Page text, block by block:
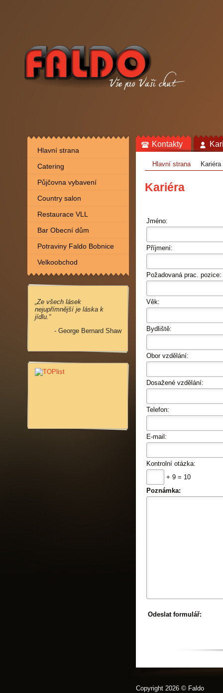
Kontakty
Hlavní strana
Catering
Půjčovna vybavení
Country salon
Restaurace VLL
Bar Obecní dům
Potraviny Faldo Bobnice
Velkoobchod
„Ze všech lásek
nejupřímnější je láska k
jídlu.“
- George Bernard Shaw
Hlavní strana Kariéra
Kariéra
Jméno:
Příjmení:
Požadovaná prac. pozice:
Věk:
Bydliště:
Obor vzdělání:
Dosažené vzdělání:
Telefon:
E-mail:
Kontrolní otázka:
+ 9 = 10
Poznámka:
Odeslat formulář:
Copyright 2026 © Faldo